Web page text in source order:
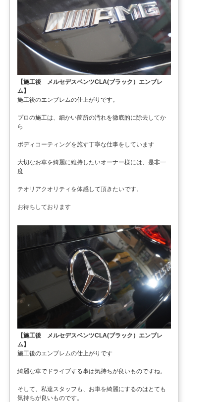
【施工後 メルセデスベンツCLA(ブラック）エンブレ
ム】
施工後のエンブレムの仕上がりです。
プロの施工は、細かい箇所の汚れを徹底的に除去してか
ら
ボディコーティングを施す丁寧な仕事をしています
大切なお車を綺麗に維持したいオーナー様には、是非一
度
テオリアクオリティを体感して頂きたいです。
お待ちしております
【施工後 メルセデスベンツCLA(ブラック）エンブレ
ム】
施工後のエンブレムの仕上がりです
綺麗な車でドライブする事は気持ちが良いものですね。
そして、私達スタッフも、お車を綺麗にするのはとても
気持ちが良いものです。